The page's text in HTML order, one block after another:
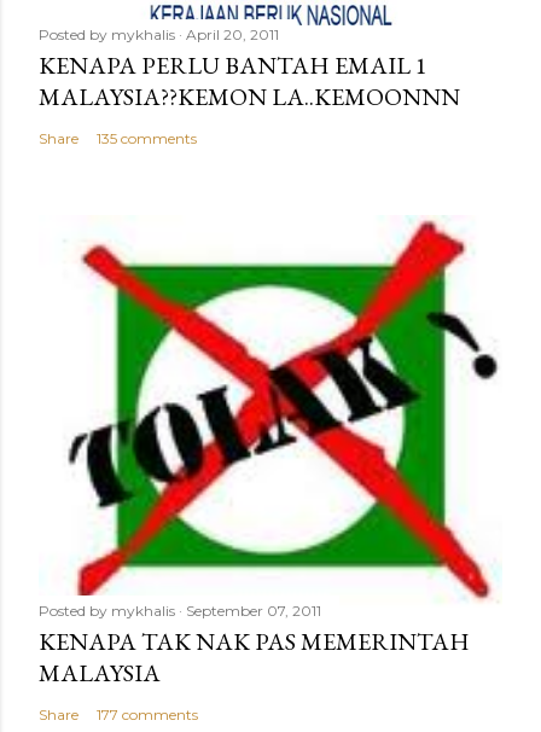
Posted by mykhalis April 20, 2011
KENAPA PERLU BANTAH EMAIL 1
MALAYSIA??KEMON LA..KEMOONNN
Share 135 comments
Posted by mykhalis September 07, 2011
KENAPA TAK NAK PAS MEMERINTAH
MALAYSIA
Share 177 comments